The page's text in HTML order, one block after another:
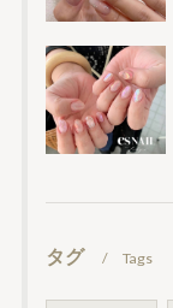
タグ Tags